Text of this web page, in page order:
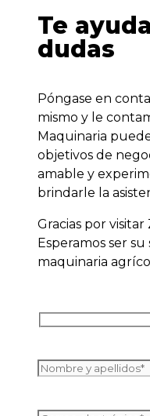
Te
dudas
Póngase en
mismo y le
Maquinaria
objetivos de
amable y
brindarle la
Gracias por
Esperamos ser
maquinaria